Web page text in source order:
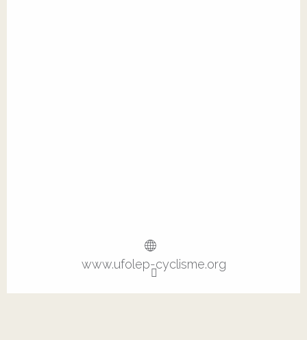
www.ufolep-cyclisme.org